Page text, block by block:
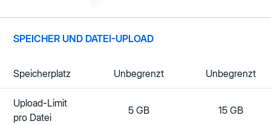
SPEICHER UND DATEI-UPLOAD
Speicherplatz Unbegrenzt Unbegrenzt
Upload-Limit
pro Datei
5 GB 15 GB